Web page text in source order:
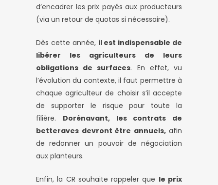
d’encadrer les prix payés aux producteurs
(via un retour de quotas si nécessaire).
Dès cette année, il est indispensable de
libérer les agriculteurs de leurs
obligations de surfaces. En effet, vu
l’évolution du contexte, il faut permettre à
chaque agriculteur de choisir s’il accepte
de supporter le risque pour toute la
filière. Dorénavant, les contrats de
betteraves devront être annuels,afin
de redonner un pouvoir de négociation
aux planteurs.
Enfin, la CR souhaite rappeler que le prix